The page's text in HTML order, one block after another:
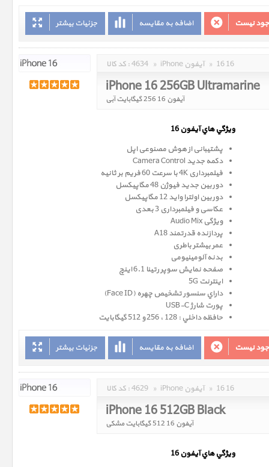
جزئیات بیشتر اضافه به مقایسه نیست
کد کالا : 4634 » iPhone آیفون » 16 16
iPhone 16 256GB Ultramarine
آیفون 16 256 گیگابایت آبی
ويژگي هاي آيفون 16
پشتیبانی از هوش مصنوعی اپل
دکمه جدید Camera Control
فیلمبرداری 4K با سرعت 60 فریم بر ثانیه
دوربین جدید فیوژن 48 مگاپیکسل
دوربین اولترا واید 12 مگاپیکسل
عکاسی و فیلمبرداری 3 بعدی
ویژگی Audio Mix
پردازنده قدرتمند A18
عمر بیشتر باطری
بدنه آلومینیومی
صفحه نمايش سوپر رتينا 6.1 اينچ
اینترنت 5G
داراي سنسور تشخيص چهره (Face ID)
پورت شارژ USB-C
حافظه داخلي : 128 ، 256 و 512 گيگابايت
جزئیات بیشتر اضافه به مقایسه نیست
کد کالا : 4629 » iPhone آیفون » 16 16
iPhone 16 512GB Black
آیفون 16 512 گیگابایت مشکی
ويژگي هاي آيفون 16